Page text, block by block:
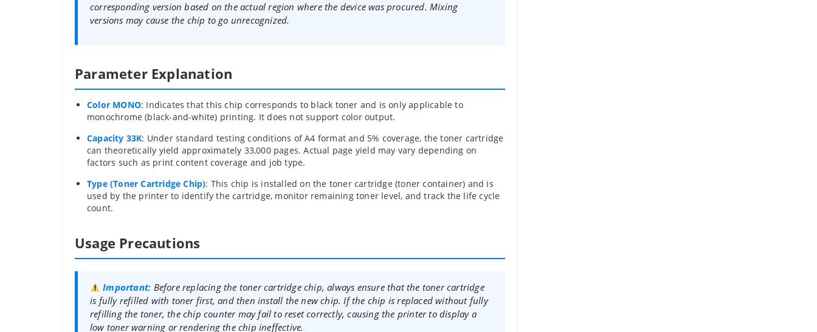
corresponding version based on the actual region where the device was procured. Mixing
versions may cause the chip to go unrecognized.
Parameter Explanation
Color MONO: Indicates that this chip corresponds to black toner and is only applicable to
monochrome (black-and-white) printing. It does not support color output.
Capacity 33K: Under standard testing conditions of A4 format and 5% coverage, the toner cartridge
can theoretically yield approximately 33,000 pages. Actual page yield may vary depending on
factors such as print content coverage and job type.
Type (Toner Cartridge Chip): This chip is installed on the toner cartridge (toner container) and is
used by the printer to identify the cartridge, monitor remaining toner level, and track the life cycle
count.
Usage Precautions
Important: Before replacing the toner cartridge chip, always ensure that the toner cartridge
is fully refilled with toner first, and then install the new chip. If the chip is replaced without fully
refilling the toner, the chip counter may fail to reset correctly, causing the printer to display a
low toner warning or rendering the chip ineffective.